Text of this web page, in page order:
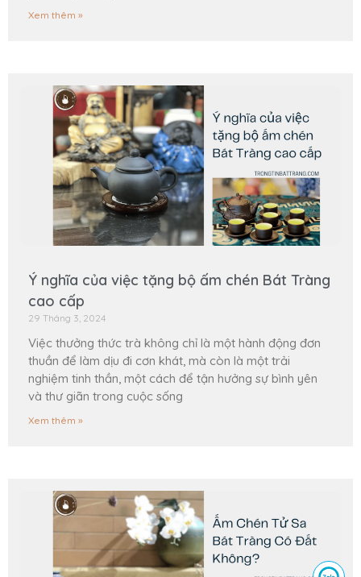
Xem thêm »
Ý nghĩa của việc tặng bộ ấm chén Bát Tràng
cao cấp
29 Tháng 3, 2024
Việc thưởng thức trà không chỉ là một hành động đơn
thuần để làm dịu đi cơn khát, mà còn là một trải
nghiệm tinh thần, một cách để tận hưởng sự bình yên
và thư giãn trong cuộc sống
Xem thêm »